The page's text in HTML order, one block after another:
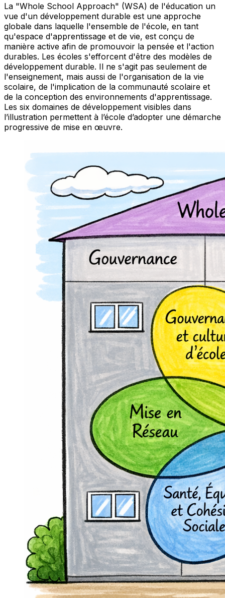
La "Whole School Approach" (WSA) de l'éducation un
vue d'un développement durable est une approche
globale dans laquelle l'ensemble de l'école, en tant
qu'espace d'apprentissage et de vie, est conçu de
manière active afin de promouvoir la pensée et l'action
durables. Les écoles s'efforcent d'être des modèles de
développement durable. Il ne s'agit pas seulement de
l'enseignement, mais aussi de l'organisation de la vie
scolaire, de l'implication de la communauté scolaire et
de la conception des environnements d'apprentissage.
Les six domaines de développement visibles dans
l’illustration permettent à l’école d’adopter une démarche
progressive de mise en œuvre.